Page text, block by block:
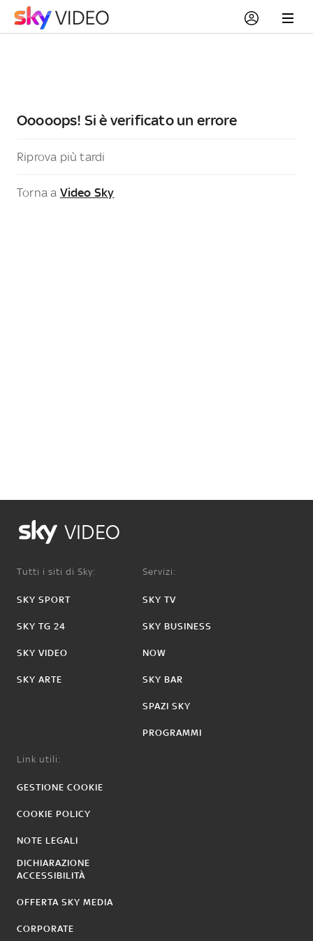
Ooooops! Si è verificato un errore
Riprova più tardi
Torna a Video Sky
VIDEO
Tutti i siti di Sky:
SKY SPORT
SKY TG 24
SKY VIDEO
SKY ARTE
Servizi:
SKY TV
SKY BUSINESS
NOW
SKY BAR
SPAZI SKY
PROGRAMMI
Link utili:
GESTIONE COOKIE
COOKIE POLICY
NOTE LEGALI
DICHIARAZIONE
ACCESSIBILITÀ
OFFERTA SKY MEDIA
CORPORATE